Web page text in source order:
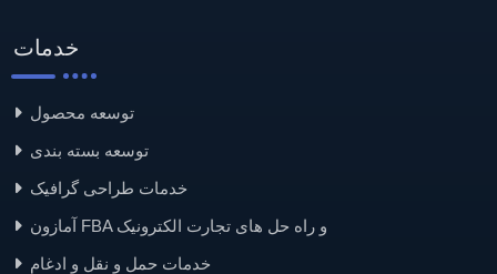
خدمات
توسعه محصول
توسعه بسته بندی
خدمات طراحی گرافیک
آمازون FBA و راه حل های تجارت الکترونیک
خدمات حمل و نقل و ادغام